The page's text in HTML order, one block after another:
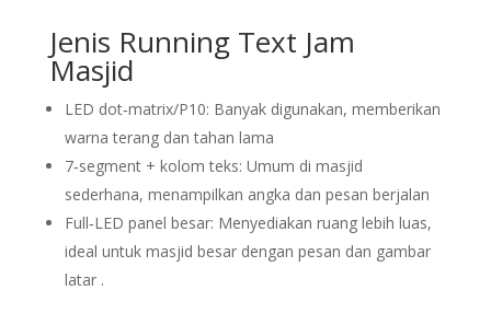
Jenis Running Text Jam
Masjid
LED dot‑matrix/P10: Banyak digunakan, memberikan
warna terang dan tahan lama
7‑segment + kolom teks: Umum di masjid
sederhana, menampilkan angka dan pesan berjalan
Full‑LED panel besar: Menyediakan ruang lebih luas,
ideal untuk masjid besar dengan pesan dan gambar
latar .